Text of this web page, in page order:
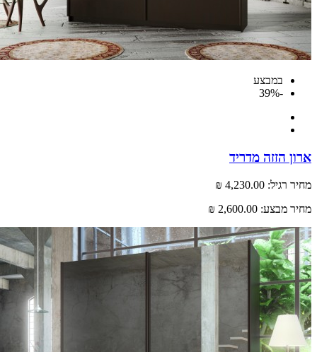
במבצע
-39%
ארון הזזה מדריד
מחיר רגיל: 4,230.00 ₪
מחיר מבצע: 2,600.00 ₪